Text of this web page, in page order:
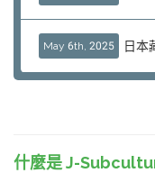
May 6th, 2025
什麼是 J-